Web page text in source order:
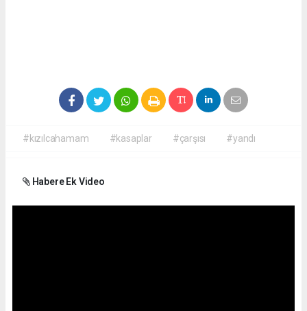
#kızılcahamam #kasaplar #çarşısı #yandı
Habere Ek Video